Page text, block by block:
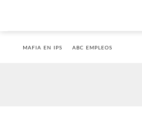
MAFIA EN IPS ABC EMPLEOS